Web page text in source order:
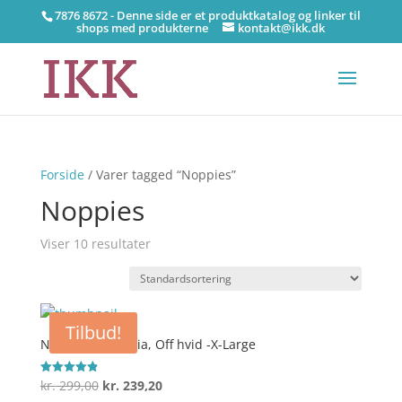
7876 8672 - Denne side er et produktkatalog og linker til
shops med produkterne kontakt@ikk.dk
Forside/ Varer tagged “Noppies”
Noppies
Viser 10 resultater
Tilbud!
Noppies / Top Dia, Off hvid -X-Large
Vurderet
4.9
kr.299,00 Den
kr. 239,20Den